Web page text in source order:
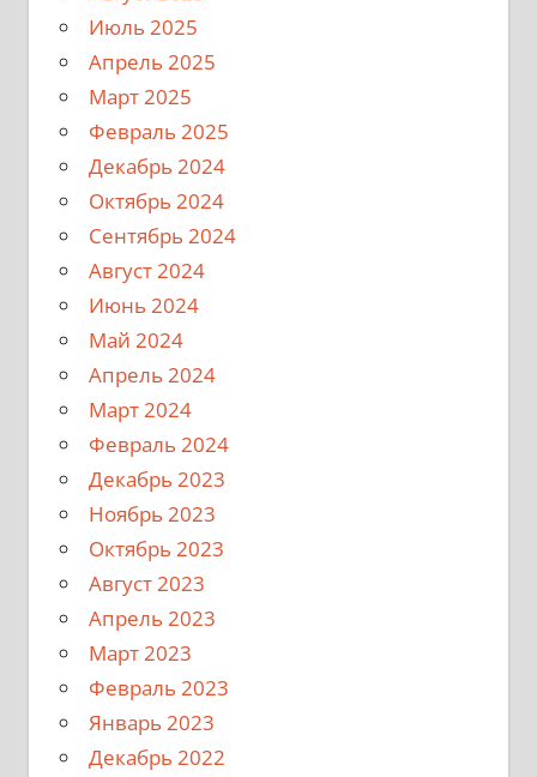
Июль 2025
Апрель 2025
Март 2025
Февраль 2025
Декабрь 2024
Октябрь 2024
Сентябрь 2024
Август 2024
Июнь 2024
Май 2024
Апрель 2024
Март 2024
Февраль 2024
Декабрь 2023
Ноябрь 2023
Октябрь 2023
Август 2023
Апрель 2023
Март 2023
Февраль 2023
Январь 2023
Декабрь 2022